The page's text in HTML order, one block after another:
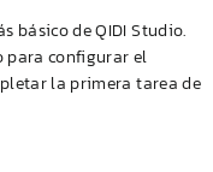
básico deQIDIStudio.
para configurar el
la primera tarea de